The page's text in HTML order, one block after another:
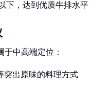
下，达到优质牛排水平
中高端定位：
突出原味的料理方式